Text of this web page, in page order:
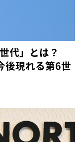
代」とは？
現れる第6世